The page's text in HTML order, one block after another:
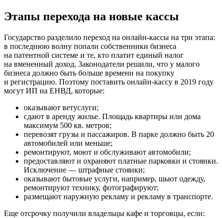
Этапы перехода на новые кассы
Государство разделило переход на онлайн-кассы на три этапа:
в последнюю волну попали собственники бизнеса
на патентной системе и те, кто платит единый налог
на вмененный доход. Законодатели решили, что у малого
бизнеса должно быть больше времени на покупку
и регистрацию. Поэтому поставить онлайн-кассу в 2019 году
могут ИП на ЕНВД, которые:
оказывают ветуслуги;
сдают в аренду жилье. Площадь квартиры или дома
максимум 500 кв. метров;
перевозят грузы и пассажиров. В парке должно быть 20
автомобилей или меньше;
ремонтируют, моют и обслуживают автомобили;
предоставляют и охраняют платные парковки и стоянки.
Исключение — штрафные стоянки;
оказывают бытовые услуги, например, шьют одежду,
ремонтируют технику, фотографируют;
размещают наружную рекламу и рекламу в транспорте.
Еще отсрочку получили владельцы кафе и торговцы, если: